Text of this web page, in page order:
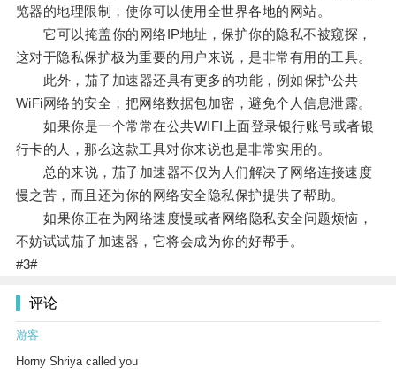
览器的地理限制，使你可以使用全世界各地的网站。
它可以掩盖你的网络IP地址，保护你的隐私不被窥探，
这对于隐私保护极为重要的用户来说，是非常有用的工具。
此外，茄子加速器还具有更多的功能，例如保护公共
WiFi网络的安全，把网络数据包加密，避免个人信息泄露。
如果你是一个常常在公共WIFI上面登录银行账号或者银
行卡的人，那么这款工具对你来说也是非常实用的。
总的来说，茄子加速器不仅为人们解决了网络连接速度
慢之苦，而且还为你的网络安全隐私保护提供了帮助。
如果你正在为网络速度慢或者网络隐私安全问题烦恼，
不妨试试茄子加速器，它将会成为你的好帮手。
#3#
评论
游客
Horny Shriya called you